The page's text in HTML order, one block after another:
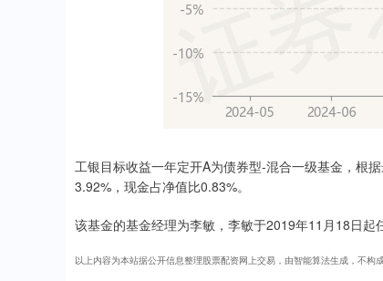
工银目标收益一年定开A为债券型-混合一级基金，根
3.92%，现金占净值比0.83%。
该基金的基金经理为李敏，李敏于2019年11月18日起
以上内容为本站据公开信息整理股票配资网上交易，由智能算法生成，不构成